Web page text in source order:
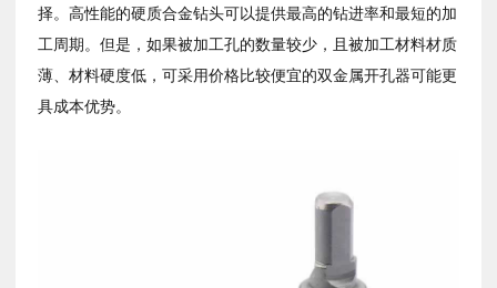
择。高性能的硬质合金钻头可以提供最高的钻进率和最短的加
工周期。但是，如果被加工孔的数量较少，且被加工材料材质
薄、材料硬度低，可采用价格比较便宜的双金属开孔器可能更
具成本优势。